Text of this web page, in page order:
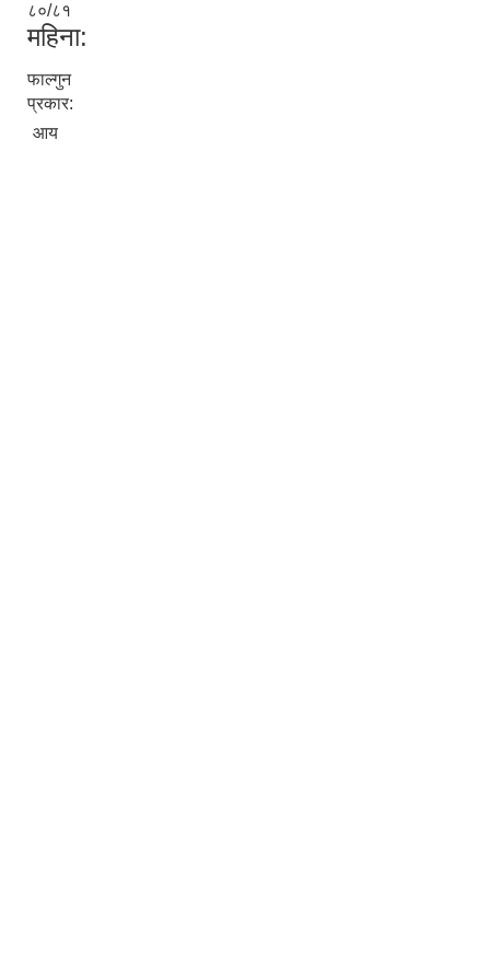
पूर्व जनप्रतिनिधि
८०/८१
महिना:
फाल्गुन
प्रकार:
आय